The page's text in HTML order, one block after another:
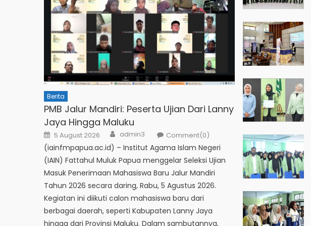
Berita
PMB Jalur Mandiri: Peserta Ujian Dari Lanny
Jaya Hingga Maluku
5 August 2026 admin3 Comment(0)
(iainfmpapua.ac.id) – Institut Agama Islam Negeri
(IAIN) Fattahul Muluk Papua menggelar Seleksi Ujian
Masuk Penerimaan Mahasiswa Baru Jalur Mandiri
Tahun 2026 secara daring, Rabu, 5 Agustus 2026.
Kegiatan ini diikuti calon mahasiswa baru dari
berbagai daerah, seperti Kabupaten Lanny Jaya
hingga dari Provinsi Maluku. Dalam sambutannya,